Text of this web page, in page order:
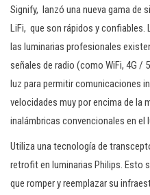
Signify, lanzó una nueva gama de
LiFi, que son rápidos y confiables.
las luminarias profesionales
señales de radio (como WiFi, 4G /
luz para permitir comunicaciones
velocidades muy por encima de la
inalámbricas convencionales en el
Utiliza una tecnología de
retrofit en luminarias Philips. Esto
que romper y reemplazar su